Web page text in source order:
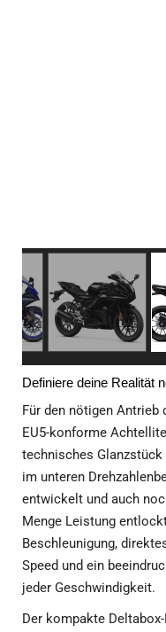
Definiere deine Realität
Für den nötigen Antrieb
EU5-konforme
technisches
im unteren
entwickelt und auch
Menge Leistung
Beschleunigung,
Speed und ein
jeder Geschwindigkeit.
Der kompakte